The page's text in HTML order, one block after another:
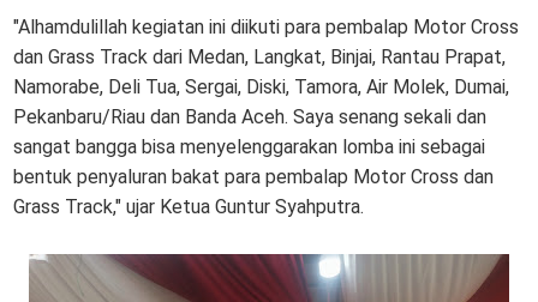
"Alhamdulillah kegiatan ini diikuti para pembalap Motor Cross
dan Grass Track dari Medan, Langkat, Binjai, Rantau Prapat,
Namorabe, Deli Tua, Sergai, Diski, Tamora, Air Molek, Dumai,
Pekanbaru/Riau dan Banda Aceh. Saya senang sekali dan
sangat bangga bisa menyelenggarakan lomba ini sebagai
bentuk penyaluran bakat para pembalap Motor Cross dan
Grass Track," ujar Ketua Guntur Syahputra.